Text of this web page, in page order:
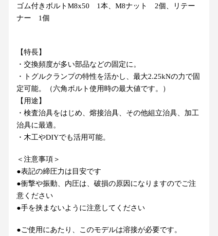
ゴム付きボルトM8x50 1本、M8ナット 2個、リテー
ナー 1個
【特長】
・交換頻度が多い部品などの固定に。
・トグルクランプの特性を活かし、最大2.25kNの力で固
定可能。（六角ボルト使用時の最大値です。）
【用途】
・検査治具をはじめ、熔接治具、その他組立治具、加工
治具に最適。
・木工やDIYでも活用可能。
＜注意事項＞
●​表​記​の​締​圧​力​は​目​安​で​す
​●​衝​撃​や​振​動​、​内​圧​は​、​破​損​の​原​因​に​な​り​ま​す​の​で​ご​注​
意​く​だ​さ​い
​●​手​を​挟​ま​な​い​よ​う​に​注​意​し​て​く​だ​さ​い
●ご使用にあたり、このモデルは溶接が必要です。